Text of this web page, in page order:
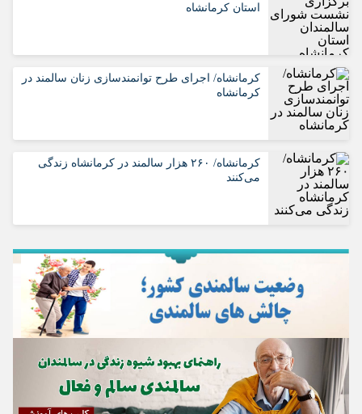
استان کرمانشاه
کرمانشاه/ اجرای طرح توانمندسازی زنان سالمند در
کرمانشاه
کرمانشاه/ ۲۶۰ هزار سالمند در کرمانشاه زندگی
می‌کنند